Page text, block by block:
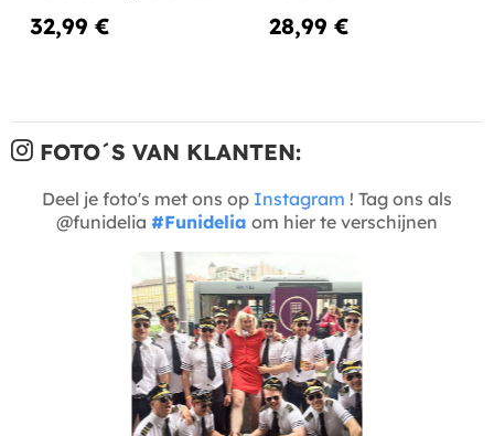
32,99 € 28,99 €
FOTO´S VAN KLANTEN:
Deel je foto's met ons op Instagram ! Tag ons als
@funidelia #Funidelia om hier te verschijnen